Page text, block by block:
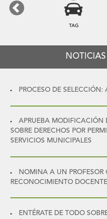
TAG
Previous
PROCESO DE SELECCIÓN:
APRUEBA MODIFICACIÓN
SOBRE DERECHOS POR
SERVICIOS MUNICIPALES
NOMINA A UN PROFESOR
RECONOCIMIENTO
ENTÉRATE DE TODO